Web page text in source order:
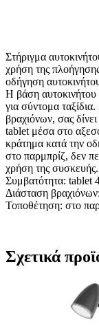
Στήριγμα
χρήση της
οδήγηση
Η βάση αυτοκινήτου
για σύντομα
βραχιόνων, σας
tablet μέσα στο
κράτημα κατά την
στο παρμπρίζ, δεν
χρήση της συσκευής.
Συμβατότητα: tablet
Διάσταση
Τοποθέτηση: στο
Σχετικά